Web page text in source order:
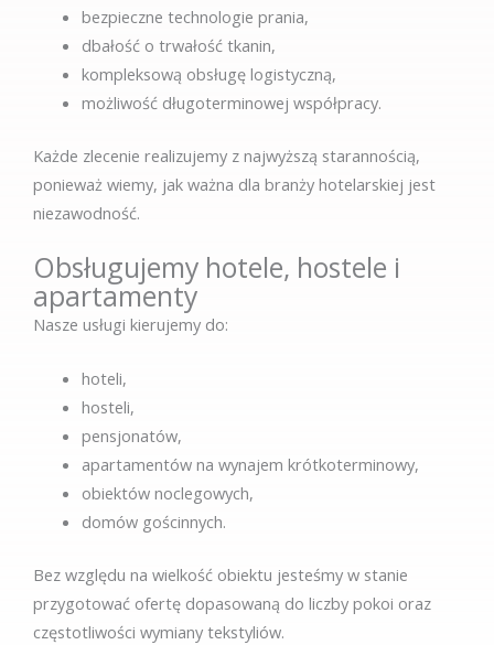
bezpieczne technologie prania,
dbałość o trwałość tkanin,
kompleksową obsługę logistyczną,
możliwość długoterminowej współpracy.
Każde zlecenie realizujemy z najwyższą starannością,
ponieważ wiemy, jak ważna dla branży hotelarskiej jest
niezawodność.
Obsługujemy hotele, hostele i
apartamenty
Nasze usługi kierujemy do:
hoteli,
hosteli,
pensjonatów,
apartamentów na wynajem krótkoterminowy,
obiektów noclegowych,
domów gościnnych.
Bez względu na wielkość obiektu jesteśmy w stanie
przygotować ofertę dopasowaną do liczby pokoi oraz
częstotliwości wymiany tekstyliów.